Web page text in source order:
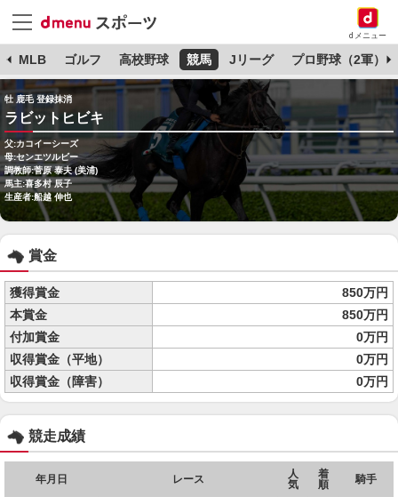
dメニュー
MLB ゴルフ 高校野球 競馬 Jリーグ プロ野球（2軍）
牡 鹿毛 登録抹消
ラビットヒビキ
父:カコイーシーズ
母:センエツルビー
調教師:菅原 泰夫 (美浦)
馬主:喜多村 辰子
生産者:船越 伸也
賞金
獲得賞金
850万円
本賞金
850万円
付加賞金
0万円
収得賞金（平地）
0万円
収得賞金（障害）
0万円
競走成績
年月日 レース
人
気
着
順
騎手